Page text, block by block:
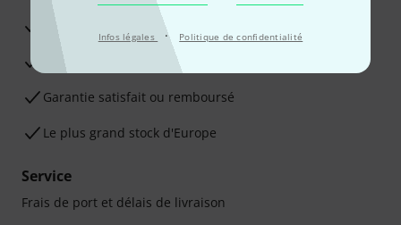
Infos légales · Politique de confidentialité
Service de réparation
Conseils d'experts en la matière
Garantie satisfait ou remboursé
Le plus grand stock d'Europe
Service
Frais de port et délais de livraison